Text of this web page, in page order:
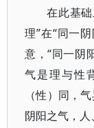
在此基
理”在“同一
意，“同一阴
气是理与性
（性）同，
阴阳之气，